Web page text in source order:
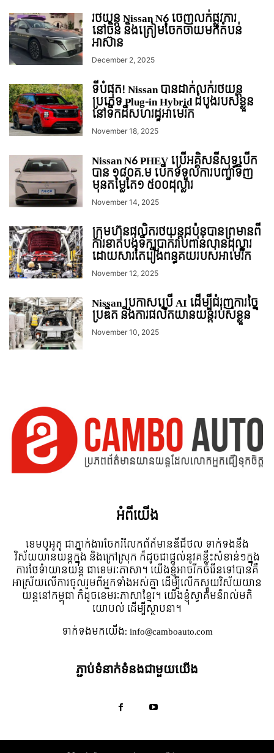
រថយន្ត Nissan N6 ចេញលក់ផ្លូវការ
នៅចិន និងត្រៀមចែកចាយមកតំបន់
អាស៊ាន
December 2, 2025
ទីបំផុត! Nissan បានដាក់លក់រថយន្ដ
ប្រភេទ Plug-in Hybrid ដំបូង​របស់​ខ្លួន​
នៅទឹកដីសហរដ្ឋអាេមរិក
November 18, 2025
Nissan N6 PHEV ប្រើអគ្គិសនីសុទ្ធបើក
បាន ១៨០គ.ម បើកទទួលការបញ្ជាទិញ
មុនតម្លៃតែ១ ៥០០ដុល្លារ
November 14, 2025
ក្រុមហ៊ុនផលិតរថយន្តជប៉ុនបានព្រមានពី
ការខាតបង់ទឹកប្រាក់រាប់ពាន់លានដុល្លារ
ដោយសារតែរឿងពន្ធគយរបស់អាមេរិក
November 12, 2025
Nissan ប្រកាសប្រើ AI ដើម្បីជំរុញការច្នៃ
ប្រឌិត និងការផលិតយានយន្តរបស់ខ្លួន
November 10, 2025
អំពី​យើង
ខេមបូអូតូ ជាភ្នាក់ងារចែករំលែកព័ត៍មានឌីជីថល ទាក់ទងនឹង
វិស័យយានយន្តក្នុង និងក្រៅស្រុក ក៏ដូចជាផ្តល់នូវគន្លឹះសំខាន់ៗក្នុង
ការថែទំាយានយន្ត ជាខេមរៈភាសា។ យើងខ្ញុំអាចរីកចំរើនទៅបានគឺ
អាស្រ័យលើការចូលរួមពីអ្នកទាំងអស់គ្នា ដើម្បីលើកស្ទួយវិស័យយាន
យន្តនៅកម្ពុជា ក៏ដូចខេមរៈភាសាខ្មែរ។ យើងខ្ញុំស្វាគមន៌រាល់មតិ
យោបល់ ដើម្បីស្ថាបនា។
ទាក់ទង​មក​យើង:info@camboauto.com
ភ្ជាប់ទំនាក់ទំនងជាមួយយើង